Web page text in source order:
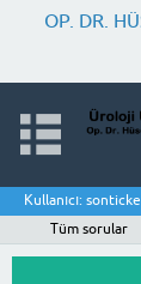
OP. DR.
Kullanıcı:
Tüm sorular